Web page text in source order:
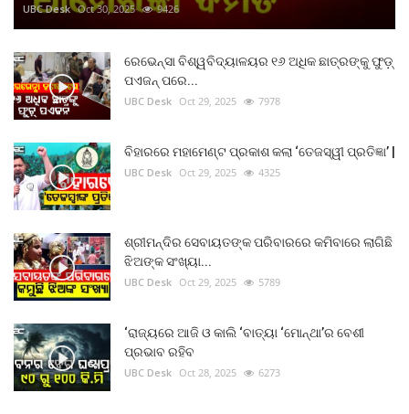
UBC Desk Oct 30, 2025 9426
ରେଭେନ୍ସା ବିଶ୍ୱବିଦ୍ୟାଳୟର ୧୬ ଅଧିକ ଛାତ୍ରଙ୍କୁ ଫୁଡ଼୍
ପଏଜନ୍ ପରେ...
UBC Desk Oct 29, 2025 7978
ବିହାରରେ ମହାମେଣ୍ଟ ପ୍ରକାଶ କଲା ‘ତେଜସ୍ୱୀ ପ୍ରତିଜ୍ଞା’ |
UBC Desk Oct 29, 2025 4325
ଶ୍ରୀମନ୍ଦିର ସେବାୟତଙ୍କ ପରିବାରରେ କମିବାରେ ଲାଗିଛି
ଝିଅଙ୍କ ସଂଖ୍ୟା...
UBC Desk Oct 29, 2025 5789
‘ରାଜ୍ୟରେ ଆଜି ଓ କାଲି ‘ବାତ୍ୟା ‘ମୋନ୍ଥା’ର ବେଶୀ
ପ୍ରଭାବ ରହିବ
UBC Desk Oct 28, 2025 6273